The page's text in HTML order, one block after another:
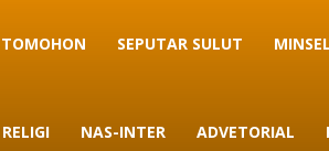
TOMOHON SEPUTAR SULUT MINSEL
RELIGI NAS-INTER ADVETORIAL